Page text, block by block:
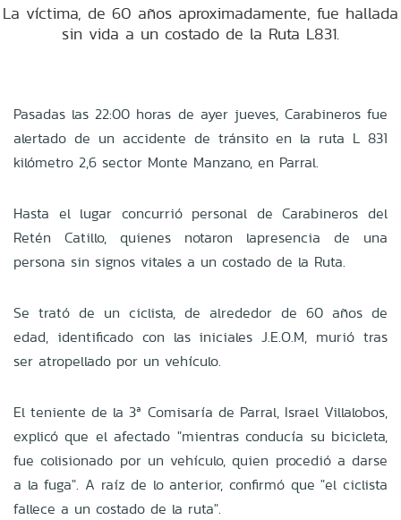
La víctima, de 60 años aproximadamente, fue hallada
sin vida a un costado de la Ruta L831.
Pasadas las 22:00 horas de ayer jueves, Carabineros fue
alertado de un accidente de tránsito en la ruta L 831
kilómetro 2,6 sector Monte Manzano, en Parral.
Hasta el lugar concurrió personal de Carabineros del
Retén Catillo, quienes notaron lapresencia de una
persona sin signos vitales a un costado de la Ruta.
Se trató de un ciclista, de alrededor de 60 años de
edad, identificado con las iniciales J.E.O.M, murió tras
ser atropellado por un vehículo.
El teniente de la 3ª Comisaría de Parral, Israel Villalobos,
explicó que el afectado "mientras conducía su bicicleta,
fue colisionado por un vehículo, quien procedió a darse
a la fuga". A raíz de lo anterior, confirmó que "el ciclista
fallece a un costado de la ruta".